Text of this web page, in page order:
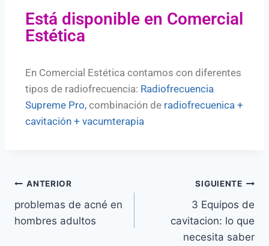
Está disponible en Comercial
Estética
En Comercial Estética contamos con diferentes
tipos de radiofrecuencia: Radiofrecuencia
Supreme Pro, combinación de radiofrecuenica +
cavitación + vacumterapia
ANTERIOR
problemas de acné en
hombres adultos
SIGUIENTE
3 Equipos de
cavitacion: lo que
necesita saber